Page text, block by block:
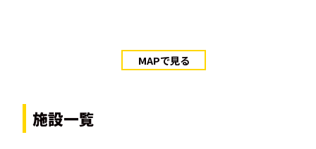
MAPで見る
施設一覧